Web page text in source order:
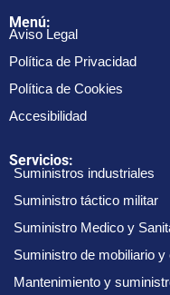
Menú:
Aviso Legal
Política de Privacidad
Política de Cookies
Accesibilidad
Servicios:
Suministros industriales
Suministro táctico militar
Suministro Medico y
Suministro de mobiliario y
Mantenimiento y